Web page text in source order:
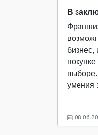
В
бизнес,
выборе.
умения